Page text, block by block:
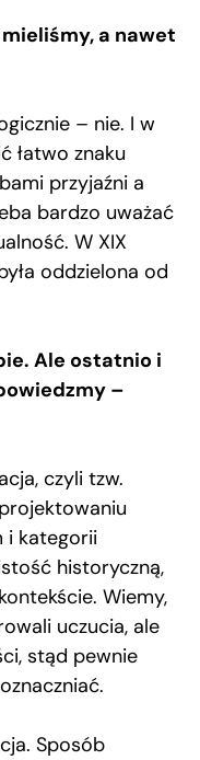
a nawet
– nie. I w
łatwo znaku
przyjaźni a
bardzo uważać
W XIX
oddzielona od
Ale ostatnio i
–
czyli tzw.
i kategorii
historyczną,
Wiemy,
uczucia, ale
stąd pewnie
Sposób